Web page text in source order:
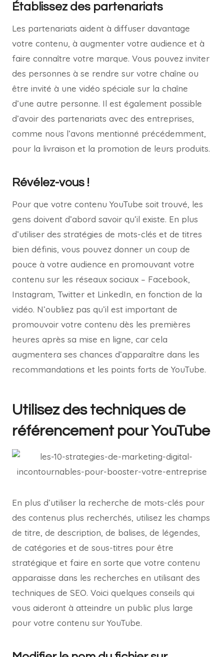
Établissez des partenariats
Les partenariats aident à diffuser davantage
votre contenu, à augmenter votre audience et à
faire connaître votre marque. Vous pouvez inviter
des personnes à se rendre sur votre chaîne ou
être invité à une vidéo spéciale sur la chaîne
d’une autre personne. Il est également possible
d’avoir des partenariats avec des entreprises,
comme nous l’avons mentionné précédemment,
pour la livraison et la promotion de leurs produits.
Révélez-vous !
Pour que votre contenu YouTube soit trouvé, les
gens doivent d’abord savoir qu’il existe. En plus
d’utiliser des stratégies de mots-clés et de titres
bien définis, vous pouvez donner un coup de
pouce à votre audience en promouvant votre
contenu sur les réseaux sociaux – Facebook,
Instagram, Twitter et LinkedIn, en fonction de la
vidéo. N’oubliez pas qu’il est important de
promouvoir votre contenu dès les premières
heures après sa mise en ligne, car cela
augmentera ses chances d’apparaître dans les
recommandations et les points forts de YouTube.
Utilisez des techniques de
référencement pour YouTube
En plus d’utiliser la recherche de mots-clés pour
des contenus plus recherchés, utilisez les champs
de titre, de description, de balises, de légendes,
de catégories et de sous-titres pour être
stratégique et faire en sorte que votre contenu
apparaisse dans les recherches en utilisant des
techniques de SEO. Voici quelques conseils qui
vous aideront à atteindre un public plus large
pour votre contenu sur YouTube.